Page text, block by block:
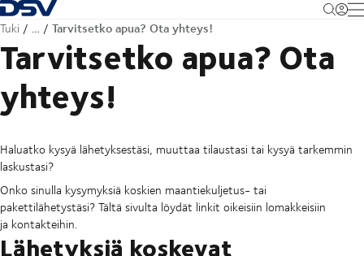
Takaisin kotisivulle
Tuki … Tarvitsetko apua? Ota yhteys!
Tarvitsetko apua? Ota
yhteys!
Haluatko kysyä lähetyksestäsi, muuttaa tilaustasi tai kysyä tarkemmin
laskustasi?
Onko sinulla kysymyksiä koskien maantiekuljetus- tai
pakettilähetystäsi? Tältä sivulta löydät linkit oikeisiin lomakkeisiin
ja kontakteihin.
Lähetyksiä koskevat